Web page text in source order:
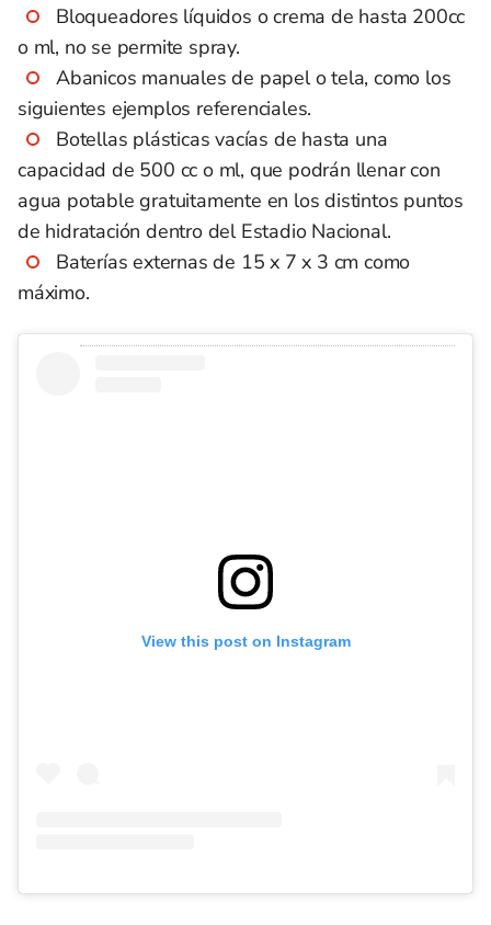
Bloqueadores líquidos o crema de hasta 200cc
o ml, no se permite spray.
Abanicos manuales de papel o tela, como los
siguientes ejemplos referenciales.
Botellas plásticas vacías de hasta una
capacidad de 500 cc o ml, que podrán llenar con
agua potable gratuitamente en los distintos puntos
de hidratación dentro del Estadio Nacional.
Baterías externas de 15 x 7 x 3 cm como
máximo.
View this post on Instagram